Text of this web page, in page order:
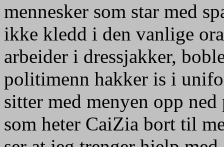
mennesker som star med
ikke kledd i den vanlige
arbeider i dressjakker,
politimenn hakker is i
sitter med menyen opp
som heter CaiZia bort til